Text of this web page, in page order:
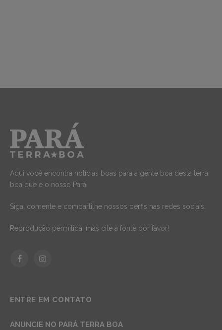
Aqui você encontra notícias boas para a gente boa desta terra
boa que é o nosso Pará.
Siga, comente e compartilhe nossos perfis nas redes sociais.
Reprodução permitida, mas cite a fonte por favor!
FacebookInstagram
ENTRE EM CONTATO
ANUNCIE NO PARÁ TERRA BOA